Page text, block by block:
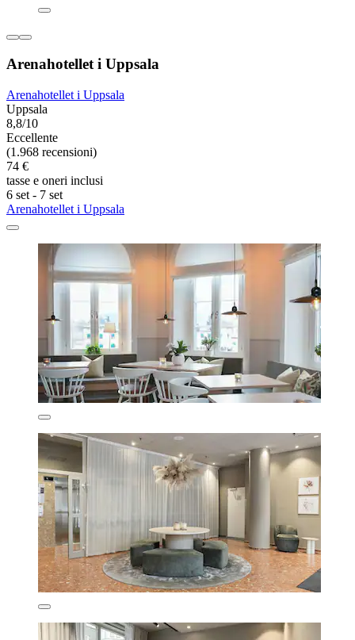
Arenahotellet i Uppsala
Arenahotellet i Uppsala
Uppsala
8,8/10
Eccellente
(1.968 recensioni)
74 €
tasse e oneri inclusi
6 set - 7 set
Arenahotellet i Uppsala